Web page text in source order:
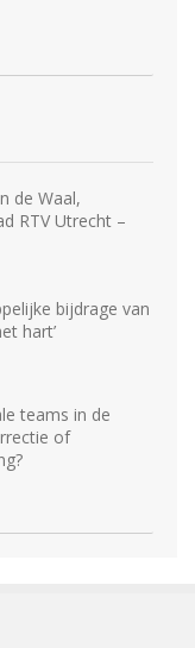
de Waal,
RTV Utrecht –
bijdrage van
hart’
teams in de
of